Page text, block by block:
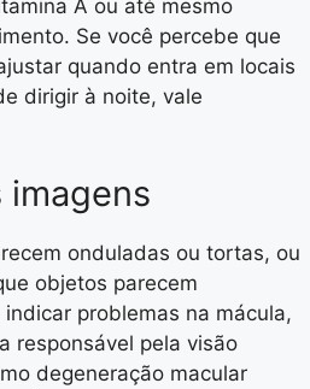
A ou até mesmo
Se você percebe que
quando entra em locais
dirigir à noite, vale
imagens
onduladas ou tortas, ou
objetos parecem
problemas na mácula,
responsável pela visão
degeneração macular